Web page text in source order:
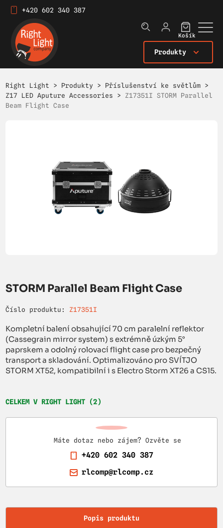
+420 602 340 387
Produkty
Košík
Right Light > Produkty > Příslušenství ke světlům >
Z17 LED Aputure Accessories > Z17351I STORM Parallel
Beam Flight Case
STORM Parallel Beam Flight Case
Číslo produktu: Z17351I
Kompletní balení obsahující 70 cm paralelní reflektor
(Cassegrain mirror system) s extrémně úzkým 5°
paprskem a odolný rolovací flight case pro bezpečný
transport a skladování. Optimalizováno pro SVÍTJO
STORM XT52, kompatibilní i s Electro Storm XT26 a CS15.
CELKEM V RIGHT LIGHT (2)
Máte dotaz nebo zájem? Ozvěte se
+420 602 340 387
rlcomp@rlcomp.cz
Popis produktu